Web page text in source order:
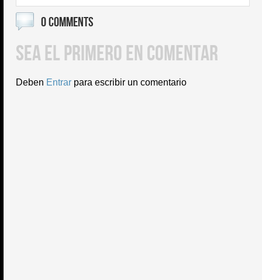
0 COMMENTS
SEA EL PRIMERO EN COMENTAR
Deben Entrar para escribir un comentario